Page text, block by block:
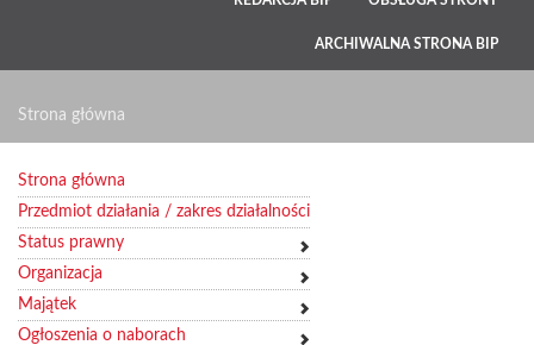
ARCHIWALNA STRONA BIP
Strona główna
Strona główna
Przedmiot działania / zakres działalności
Status prawny
Organizacja
Majątek
Ogłoszenia o naborach